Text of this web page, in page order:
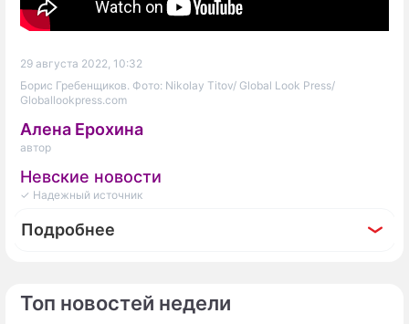
Топ новостей недели
29 августа 2022, 10:32
Борис Гребенщиков. Фото: Nikolay Titov/ Global Look Press/
Globallookpress.com
Алена Ерохина
автор
Невские новости
✓ Надежный источник
Подробнее